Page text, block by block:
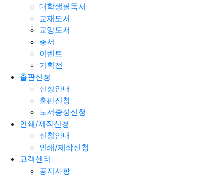
대학생필독서
교재도서
교양도서
총서
이벤트
기획전
출판신청
신청안내
출판신청
도서증정신청
인쇄/제작신청
신청안내
인쇄/제작신청
고객센터
공지사항